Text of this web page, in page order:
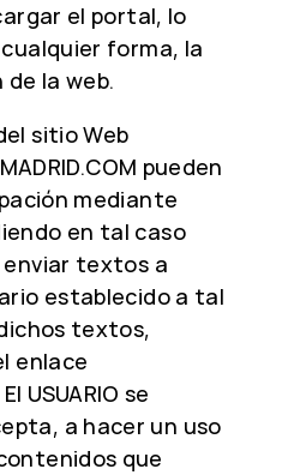
el portal, lo
forma, la
la web.
sitio Web
pueden
mediante
en tal caso
textos a
establecido a tal
textos,
enlace
USUARIO se
a hacer un uso
que